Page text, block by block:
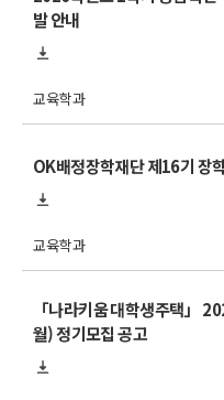
발 안내
교육학과
OK배정장학재단 제16기 장
교육학과
「나라키움 대학생주택」
월) 정기모집 공고